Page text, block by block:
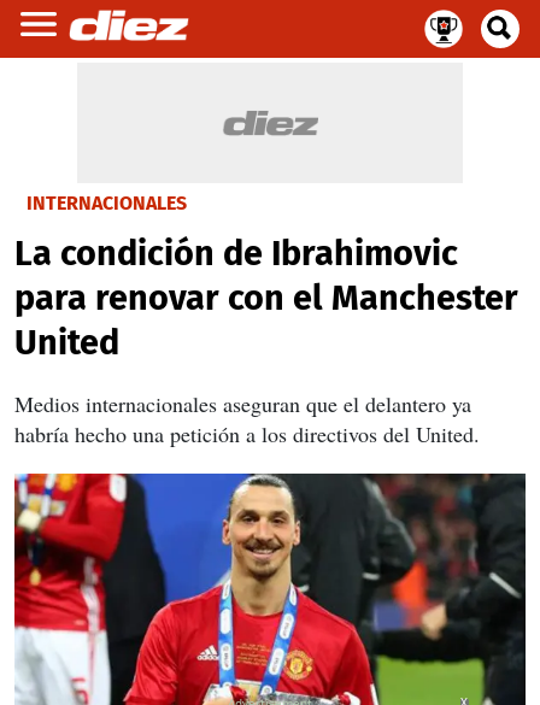
INTERNACIONALES
La condición de Ibrahimovic
para renovar con el Manchester
United
Medios internacionales aseguran que el delantero ya
habría hecho una petición a los directivos del United.